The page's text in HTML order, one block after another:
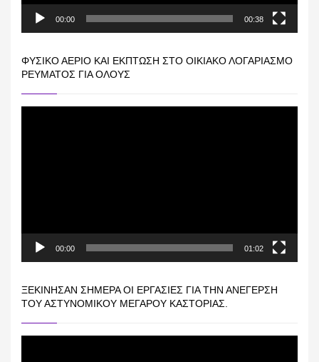
00:00 00:38
ΦΥΣΙΚΌ ΑΈΡΙΟ ΚΑΙ ΕΚΠΤΩΣΗ ΣΤΟ ΟΙΚΙΑΚΌ ΛΟΓΑΡΙΑΣΜΌ
ΡΕΎΜΑΤΟΣ ΓΙΑ ΟΛΟΥΣ
00:00 01:02
ΞΕΚΊΝΗΣΑΝ ΣΉΜΕΡΑ ΟΙ ΕΡΓΑΣΊΕΣ ΓΙΑ ΤΗΝ ΑΝΈΓΕΡΣΗ
ΤΟΥ ΑΣΤΥΝΟΜΙΚΟΎ ΜΕΓΆΡΟΥ ΚΑΣΤΟΡΙΆΣ.